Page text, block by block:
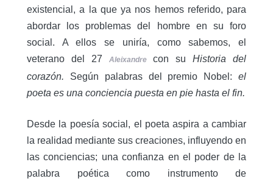
existencial, a la que ya nos hemos referido, para
abordar los problemas del hombre en su foro
social. A ellos se uniría, como sabemos, el
veterano del 27
Aleixandrecon suHistoria del
corazón. Según palabras del premio Nobel:el
poeta es una conciencia puesta en pie hasta el fin.
Desde la poesía social, el poeta aspira a cambiar
la realidad mediante sus creaciones, influyendo en
las conciencias; una confianza en el poder de la
palabra poética como instrumento de